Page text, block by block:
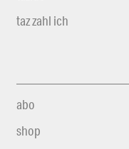
taz zahl ich
abo
shop